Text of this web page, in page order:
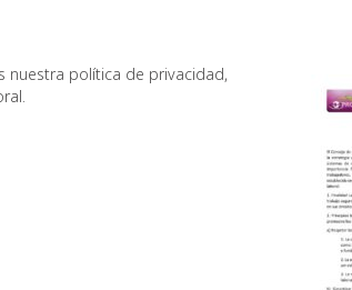
nuestra política de privacidad,